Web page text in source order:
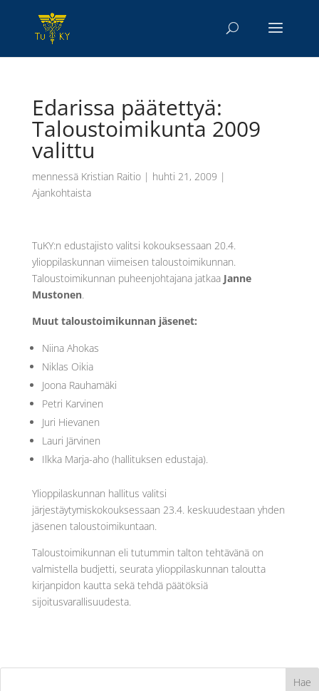
Edarissa päätettyä:
Taloustoimikunta 2009
valittu
mennessä Kristian Raitio| huhti 21, 2009 |
Ajankohtaista
TuKY:n edustajisto valitsi kokouksessaan 20.4.
ylioppilaskunnan viimeisen taloustoimikunnan.
Taloustoimikunnan puheenjohtajana jatkaa Janne
Mustonen.
Muut taloustoimikunnan jäsenet:
Niina Ahokas
Niklas Oikia
Joona Rauhamäki
Petri Karvinen
Juri Hievanen
Lauri Järvinen
Ilkka Marja-aho (hallituksen edustaja).
Ylioppilaskunnan hallitus valitsi
järjestäytymiskokouksessaan 23.4. keskuudestaan yhden
jäsenen taloustoimikuntaan.
Taloustoimikunnan eli tutummin talton tehtävänä on
valmistella budjetti, seurata ylioppilaskunnan taloutta
kirjanpidon kautta sekä tehdä päätöksiä
sijoitusvarallisuudesta.